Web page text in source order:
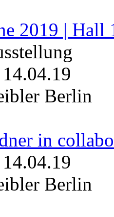
2019 | Hall
14.04.19
Berlin
in
14.04.19
Berlin